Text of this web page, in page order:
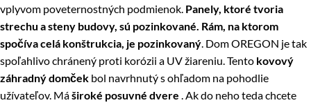
vplyvom poveternostných podmienok. Panely, ktoré tvoria
strechu a steny budovy, sú pozinkované. Rám, na ktorom
spočíva celá konštrukcia, je pozinkovaný. Dom OREGON je tak
spoľahlivo chránený proti korózii a UV žiareniu. Tento kovový
záhradný domček bol navrhnutý s ohľadom na pohodlie
užívateľov. Máširoké posuvné dvere . Ak do neho teda chcete